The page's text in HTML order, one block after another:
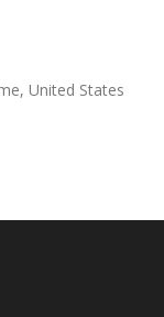
United States